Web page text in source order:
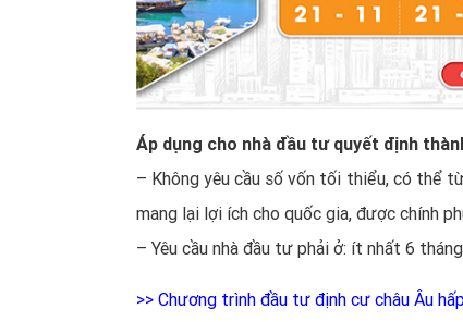
Áp dụng cho nhà đầu tư quyết định
– Không yêu cầu số vốn tối thiểu, có thể
mang lại lợi ích cho quốc gia, được chính
– Yêu cầu nhà đầu tư phải ở: ít nhất 6
>> Chương trình đầu tư định cư châu Âu